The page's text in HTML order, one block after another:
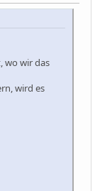
wo wir das
wird es